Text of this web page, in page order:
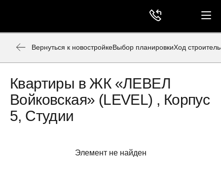
Вернуться к новостройкеВыбор планировкиХод
Квартиры в ЖК «ЛЕВЕЛ
Войковская» (LEVEL) , Корпус
5, Студии
Элемент не найден